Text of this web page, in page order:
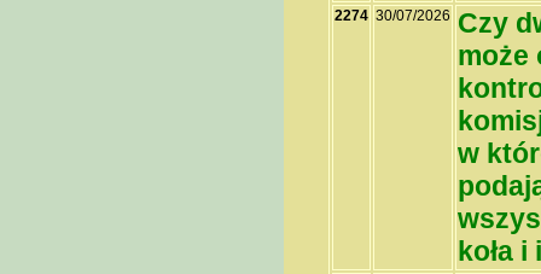
2274 30/07/2026 Czy
może
w
koła